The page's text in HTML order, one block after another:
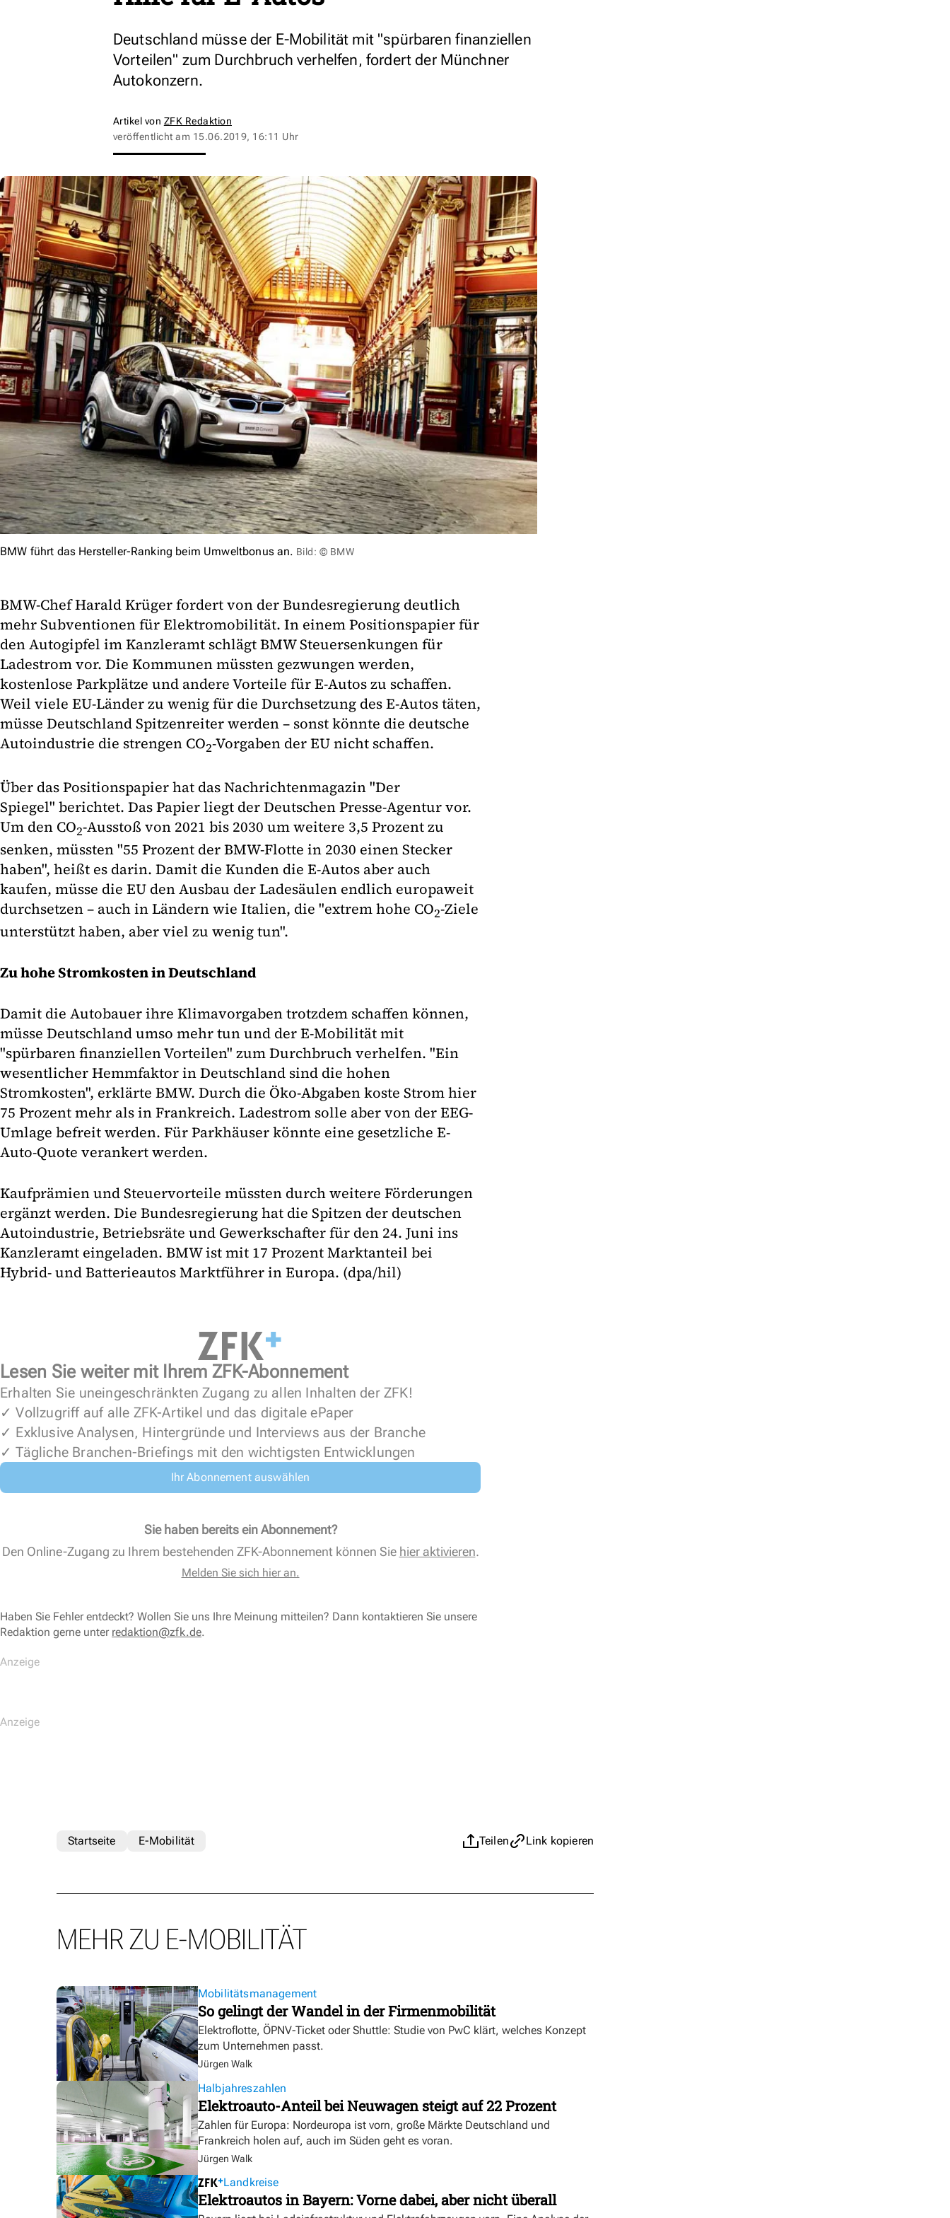
Deutschland müsse der E-Mobilität mit "spürbaren finanziellen
Vorteilen" zum Durchbruch verhelfen, fordert der Münchner
Autokonzern.
Artikel von ZFK Redaktion
veröffentlicht am 15.06.2019, 16:11 Uhr
BMW führt das Hersteller-Ranking beim Umweltbonus an. Bild: © BMW
BMW-Chef Harald Krüger fordert von der Bundesregierung deutlich
mehr Subventionen für Elektromobilität. In einem Positionspapier für
den Autogipfel im Kanzleramt schlägt BMW Steuersenkungen für
Ladestrom vor. Die Kommunen müssten gezwungen werden,
kostenlose Parkplätze und andere Vorteile für E-Autos zu schaffen.
Weil viele EU-Länder zu wenig für die Durchsetzung des E-Autos täten,
müsse Deutschland Spitzenreiter werden – sonst könnte die deutsche
Autoindustrie die strengen CO2-Vorgaben der EU nicht schaffen.
Über das Positionspapier hat das Nachrichtenmagazin "Der
Spiegel" berichtet. Das Papier liegt der Deutschen Presse-Agentur vor.
Um den CO2-Ausstoß von 2021 bis 2030 um weitere 3,5 Prozent zu
senken, müssten "55 Prozent der BMW-Flotte in 2030 einen Stecker
haben", heißt es darin. Damit die Kunden die E-Autos aber auch
kaufen, müsse die EU den Ausbau der Ladesäulen endlich europaweit
durchsetzen – auch in Ländern wie Italien, die "extrem hohe CO2-Ziele
unterstützt haben, aber viel zu wenig tun".
Zu hohe Stromkosten in Deutschland
Damit die Autobauer ihre Klimavorgaben trotzdem schaffen können,
müsse Deutschland umso mehr tun und der E-Mobilität mit
"spürbaren finanziellen Vorteilen" zum Durchbruch verhelfen. "Ein
wesentlicher Hemmfaktor in Deutschland sind die hohen
Stromkosten", erklärte BMW. Durch die Öko-Abgaben koste Strom hier
75 Prozent mehr als in Frankreich. Ladestrom solle aber von der EEG-
Umlage befreit werden. Für Parkhäuser könnte eine gesetzliche E-
Auto-Quote verankert werden.
Kaufprämien und Steuervorteile müssten durch weitere Förderungen
ergänzt werden. Die Bundesregierung hat die Spitzen der deutschen
Autoindustrie, Betriebsräte und Gewerkschafter für den 24. Juni ins
Kanzleramt eingeladen. BMW ist mit 17 Prozent Marktanteil bei
Hybrid- und Batterieautos Marktführer in Europa. (dpa/hil)
Lesen Sie weiter mit Ihrem ZFK-Abonnement
Erhalten Sie uneingeschränkten Zugang zu allen Inhalten der ZFK!
✓ Vollzugriff auf alle ZFK-Artikel und das digitale ePaper
✓ Exklusive Analysen, Hintergründe und Interviews aus der Branche
✓ Tägliche Branchen-Briefings mit den wichtigsten Entwicklungen
Ihr Abonnement auswählen
Sie haben bereits ein Abonnement?
Den Online-Zugang zu Ihrem bestehenden ZFK-Abonnement können Sie hier aktivieren.
Melden Sie sich hier an.
Haben Sie Fehler entdeckt? Wollen Sie uns Ihre Meinung mitteilen? Dann kontaktieren Sie unsere
Redaktion gerne unter redaktion@zfk.de.
Teilen Link kopieren
Startseite E-Mobilität
MEHR ZU E-MOBILITÄT
Mobilitätsmanagement
So gelingt der Wandel in der Firmenmobilität
Elektroflotte, ÖPNV-Ticket oder Shuttle: Studie von PwC klärt, welches Konzept
zum Unternehmen passt.
Jürgen Walk
Halbjahreszahlen
Elektroauto-Anteil bei Neuwagen steigt auf 22 Prozent
Zahlen für Europa: Nordeuropa ist vorn, große Märkte Deutschland und
Frankreich holen auf, auch im Süden geht es voran.
Jürgen Walk
Landkreise
Elektroautos in Bayern: Vorne dabei, aber nicht überall